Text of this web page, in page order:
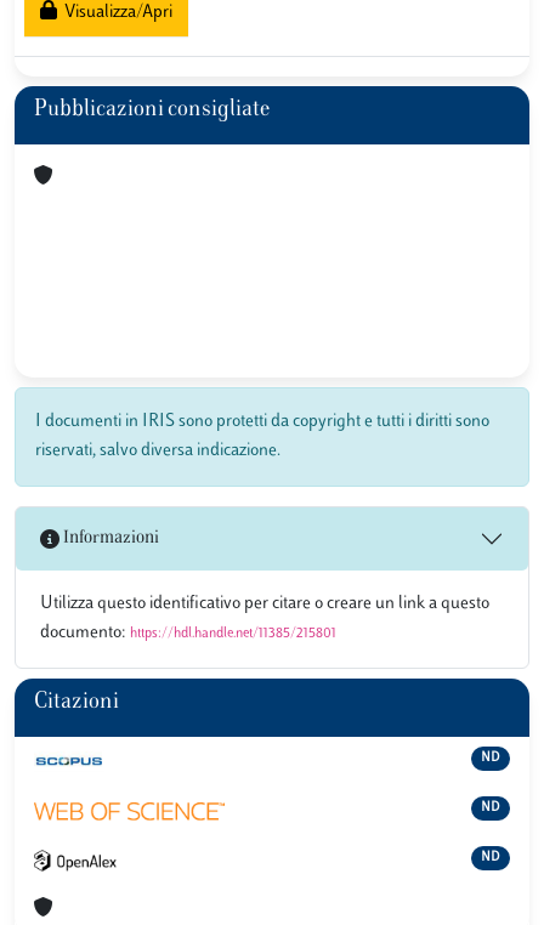
Visualizza/Apri
Pubblicazioni consigliate
I documenti in IRIS sono protetti da copyright e tutti i diritti sono
riservati, salvo diversa indicazione.
Informazioni
Utilizza questo identificativo per citare o creare un link a questo
documento: https://hdl.handle.net/11385/215801
Citazioni
ND
ND
ND